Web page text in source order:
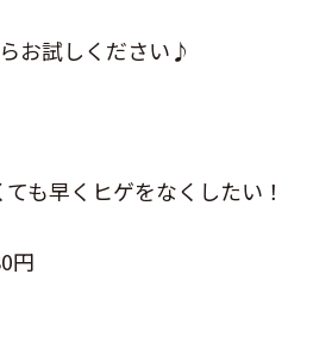
お試しください♪
ても早くヒゲをなくしたい！
円